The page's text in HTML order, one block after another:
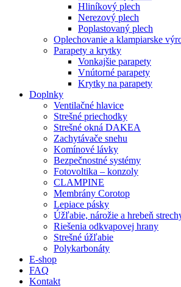
Hliníkový plech
Nerezový plech
Poplastovaný plech
Oplechovanie a klampiarske
Parapety a krytky
Vonkajšie parapety
Vnútorné parapety
Krytky na parapety
Doplnky
Ventilačné hlavice
Strešné priechodky
Strešné okná DAKEA
Zachytávače snehu
Komínové lávky
Bezpečnostné systémy
Fotovoltika – konzoly
CLAMPINE
Membrány Corotop
Lepiace pásky
Úžľabie, nárožie a hrebeň
Riešenia odkvapovej hrany
Strešné úžľabie
Polykarbonáty
E-shop
FAQ
Kontakt